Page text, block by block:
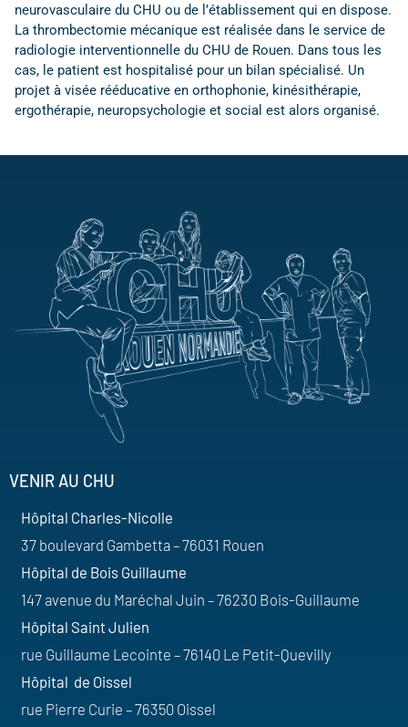
neurovasculaire du CHU ou de l’établissement qui en dispose.
La thrombectomie mécanique est réalisée dans le service de
radiologie interventionnelle du CHU de Rouen. Dans tous les
cas, le patient est hospitalisé pour un bilan spécialisé. Un
projet à visée rééducative en orthophonie, kinésithérapie,
ergothérapie, neuropsychologie et social est alors organisé.
VENIR AU CHU
Hôpital Charles-Nicolle
37 boulevard Gambetta – 76031 Rouen
Hôpital de Bois Guillaume
147 avenue du Maréchal Juin – 76230 Bois-Guillaume
Hôpital Saint Julien
rue Guillaume Lecointe – 76140 Le Petit-Quevilly
Hôpital de Oissel
rue Pierre Curie – 76350 Oissel